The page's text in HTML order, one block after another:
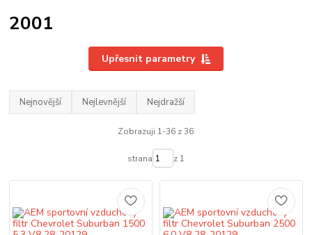
2001
Upřesnit parametry
Nejnovější Nejlevnější Nejdražší
Zobrazuji 1-36 z 36
strana z 1